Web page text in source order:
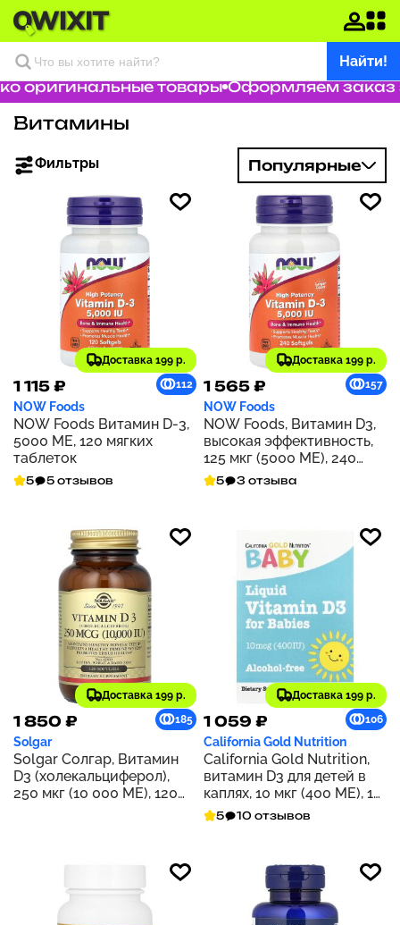
Найти!
оригинальные товары Оформляем заказ за
Витамины
Фильтры Популярные
Доставка 199 р.
1 115 ₽ 112
NOW Foods
NOW Foods Витамин D-3,
5000 МЕ, 120 мягких
таблеток
5 5 отзывов
Доставка 199 р.
1 565 ₽ 157
NOW Foods
NOW Foods, Витамин D3,
высокая эффективность,
125 мкг (5000 МЕ), 240
мягких таблеток
5 3 отзыва
Доставка 199 р.
1 850 ₽ 185
Solgar
Solgar Солгар, Витамин
D3 (холекальциферол),
250 мкг (10 000 МЕ), 120
Доставка 199 р.
1 059 ₽ 106
California Gold Nutrition
California Gold Nutrition,
витамин D3 для детей в
каплях, 10 мкг (400 МЕ), 10
мл (0,34 жидк. унции)
5 10 отзывов